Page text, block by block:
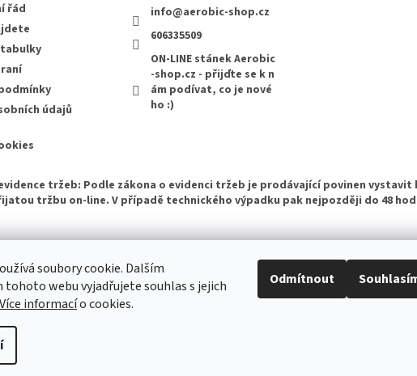
soubory cookie. Dalším
tohoto webu vyjadřujete souhlas s jejich
Více informacío cookies.
Odmítnout
řád
údajů
info@aerobic-shop.cz
606335509
ON-LINE stánek Aerobic
-shop.cz - přijďte se k n
ám podívat, co je nové
ho :)
tržeb: Podle zákona o evidenci tržeb je prodávající povinen vystavit
tržbu on-line. V případě technického výpadku pak nejpozději do 48